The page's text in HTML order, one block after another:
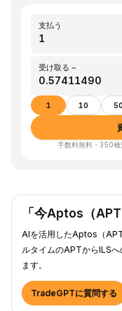
支払う
受け取る ~
1 10 50
手数料無料・350
「今Aptos（
AIを活用したAptos（
ルタイムのAPTからILS
ます。
TradeGPTに質問する